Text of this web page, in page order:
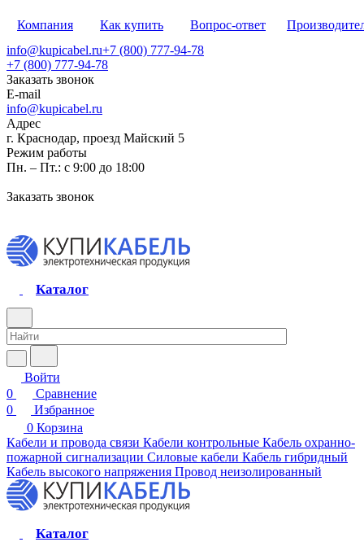
Компания Как купить Вопрос-ответ
info@kupicabel.ru+7 (800) 777-94-78
+7 (800) 777-94-78
Заказать звонок
E-mail
info@kupicabel.ru
Адрес
г. Краснодар, проезд Майский 5
Режим работы
Пн. – Пт.: с 9:00 до 18:00
Заказать звонок
Каталог
Войти
0
Сравнение
0
Избранное
0 Корзина
Кабели и провода связи Кабели контрольные Кабель охранно-
пожарной сигнализации Силовые кабели Кабель гибридный
Кабель высокого напряжения Провод неизолированный
Каталог